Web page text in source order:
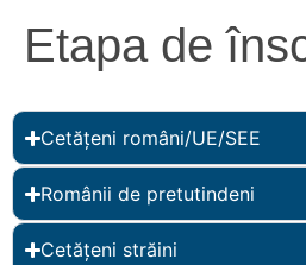
Etapa de
Cetățeni români/UE/SEE
Românii de pretutindeni
Cetățeni străini